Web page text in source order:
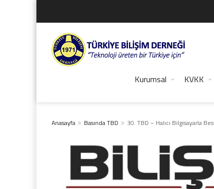
Kurumsal KVKK
Anasayfa Basında TBD 30. TBD – Halıcı Bilgisayarla